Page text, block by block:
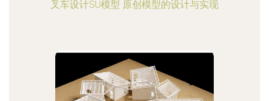
叉车设计SU模型 原创模型的设计与实现